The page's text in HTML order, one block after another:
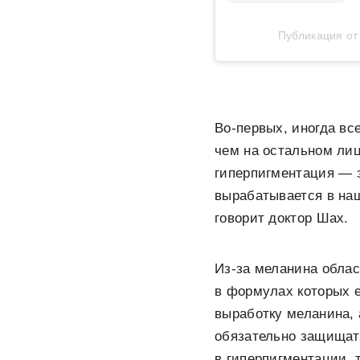
Публикация
Во-первых, иногда
чем на остальном
гиперпигментация —
вырабатывается в
говорит доктор Шах.
Из-за меланина
в формулах которых
выработку
обязательно